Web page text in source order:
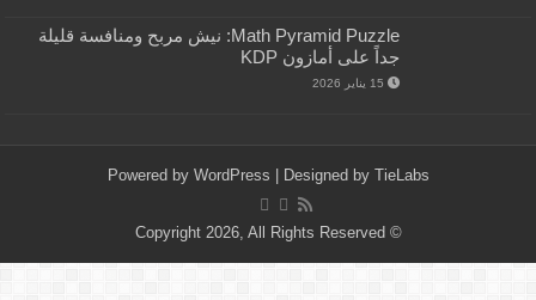
Math Pyramid Puzzle: نيش مربح ومنافسة قليلة
جداً على أمازون KDP
15 يناير 2026
Powered by WordPress | Designed by TieLabs
© Copyright 2026, All Rights Reserved